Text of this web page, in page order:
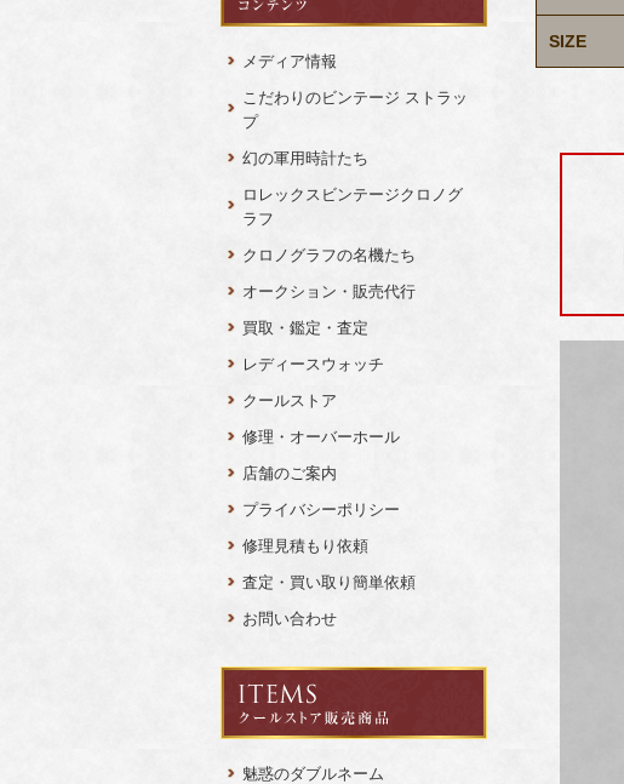
SIZE
メディア情報
こだわりのビンテージ ストラッ
プ
幻の軍用時計たち
ロレックスビンテージクロノグ
ラフ
クロノグラフの名機たち
オークション・販売代行
買取・鑑定・査定
レディースウォッチ
クールストア
修理・オーバーホール
店舗のご案内
プライバシーポリシー
修理見積もり依頼
査定・買い取り簡単依頼
お問い合わせ
魅惑のダブルネーム